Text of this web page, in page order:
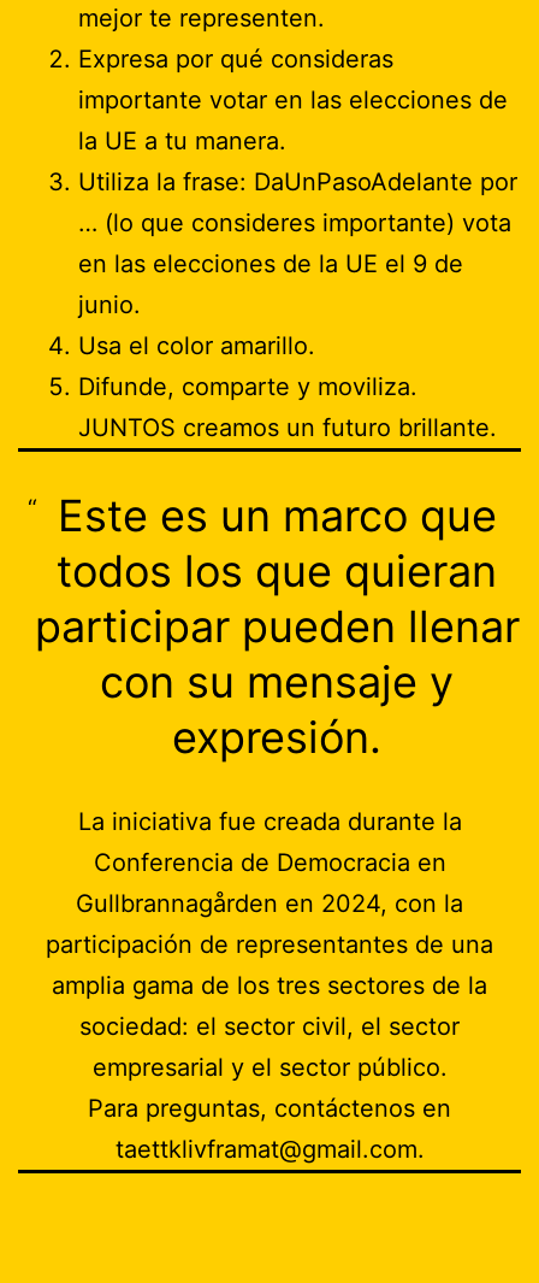
mejor te representen.
Expresa por qué consideras
importante votar en las elecciones de
la UE a tu manera.
Utiliza la frase: DaUnPasoAdelante por
… (lo que consideres importante) vota
en las elecciones de la UE el 9 de
junio.
Usa el color amarillo.
Difunde, comparte y moviliza.
JUNTOS creamos un futuro brillante.
Este es un marco que
todos los que quieran
participar pueden llenar
con su mensaje y
expresión.
La iniciativa fue creada durante la
Conferencia de Democracia en
Gullbrannagården en 2024, con la
participación de representantes de una
amplia gama de los tres sectores de la
sociedad: el sector civil, el sector
empresarial y el sector público.
Para preguntas, contáctenos en
taettklivframat@gmail.com.